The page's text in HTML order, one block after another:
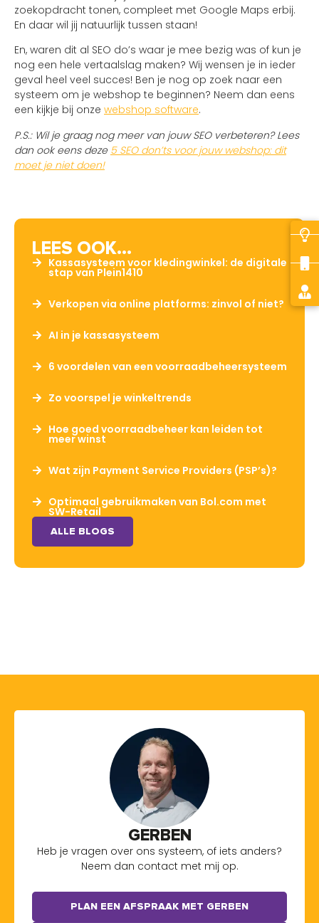
zoekopdracht tonen, compleet met Google Maps erbij.
En daar wil jij natuurlijk tussen staan!
En, waren dit al SEO do’s waar je mee bezig was of kun je
nog een hele vertaalslag maken? Wij wensen je in ieder
geval heel veel succes! Ben je nog op zoek naar een
systeem om je webshop te beginnen? Neem dan eens
een kijkje bij onze webshop software.
P.S.: Wil je graag nog meer van jouw SEO verbeteren? Lees
dan ook eens deze 5 SEO don’ts voor jouw webshop: dit
moet je niet doen!
LEES OOK...
Kassasysteem voor kledingwinkel: de digitale
stap van Plein1410
Verkopen via online platforms: zinvol of niet?
AI in je kassasysteem
6 voordelen van een voorraadbeheersysteem
Zo voorspel je winkeltrends
Hoe goed voorraadbeheer kan leiden tot
meer winst
Wat zijn Payment Service Providers (PSP’s)?
Optimaal gebruikmaken van Bol.com met
SW-Retail
ALLE BLOGS
GERBEN
Heb je vragen over ons systeem, of iets anders?
Neem dan contact met mij op.
PLAN EEN AFSPRAAK MET GERBEN